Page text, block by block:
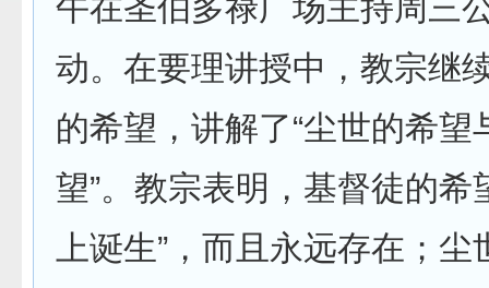
午在圣伯多禄广场主持周三
动。在要理讲授中，教宗继
的希望，讲解了“尘世的希望
望”。教宗表明，基督徒的希
上诞生”，而且永远存在；